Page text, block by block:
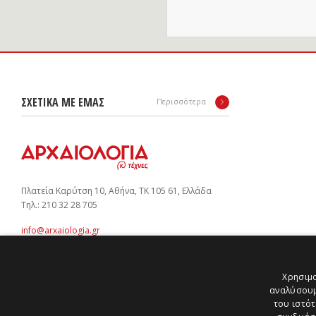
ΣΧΕΤΙΚΑ ΜΕ ΕΜΑΣ Περισσότερα
Πλατεία Καρύτση 10, Αθήνα, ΤΚ 105 61, Ελλάδα
Tηλ.: 210 32 28 705
info@arxaiologia.gr
του